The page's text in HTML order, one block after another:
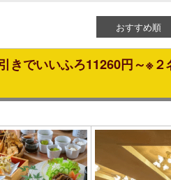
おすすめ順
きでいいふろ11260円～※２